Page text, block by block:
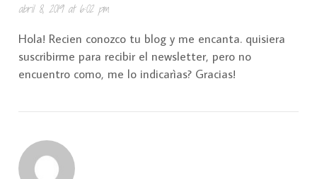
abril 8, 2019 at 6:02 pm
Hola! Recien conozco tu blog y me encanta. quisiera
suscribirme para recibir el newsletter, pero no
encuentro como, me lo indicarìas? Gracias!